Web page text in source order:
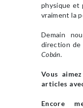
physique et
vraiment la
Demain
direction de
Cobán.
Vous
articles
Encore